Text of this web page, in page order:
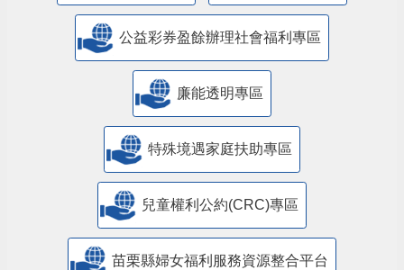
公益彩券盈餘辦理社會福利專區
廉能透明專區
特殊境遇家庭扶助專區
兒童權利公約(CRC)專區
苗栗縣婦女福利服務資源整合平台